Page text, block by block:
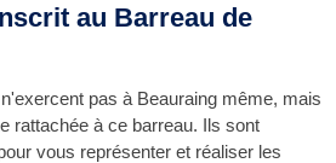
au Barreau de
pas à Beauraing même, mais
rattachée à ce barreau. Ils sont
vous représenter et réaliser les